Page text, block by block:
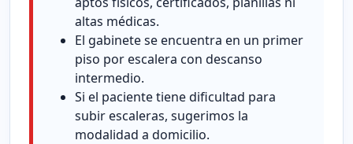
altas médicas.
El gabinete se encuentra en un primer
piso por escalera con descanso
intermedio.
Si el paciente tiene dificultad para
subir escaleras, sugerimos la
modalidad a domicilio.